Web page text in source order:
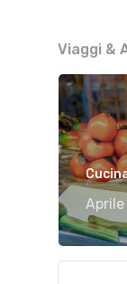
Viaggi &
Aprile